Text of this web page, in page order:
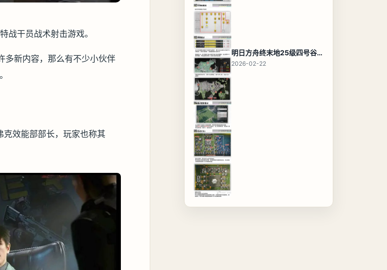
战干员战术射击游戏。
多新内容，那么有不少小伙伴
效能部部长，玩家也称其
明日方舟终末地25级四号谷地基地蓝图，高效布局规划
2026-02-22